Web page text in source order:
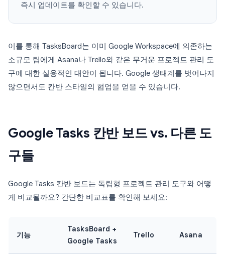
즉시 업데이트를 확인할 수 있습니다.
이를 통해 TasksBoard는 이미 Google Workspace에 의존하는
소규모 팀에게 Asana나 Trello와 같은 무거운 프로젝트 관리 도
구에 대한 실용적인 대안이 됩니다. Google 생태계를 벗어나지
않으면서도 칸반 스타일의 협업을 얻을 수 있습니다.
Google Tasks 칸반 보드 vs. 다른 도
구들
Google Tasks 칸반 보드는 독립형 프로젝트 관리 도구와 어떻
게 비교될까요? 간단한 비교표를 확인해 보세요:
기능
TasksBoard +
Google Tasks
Trello Asana